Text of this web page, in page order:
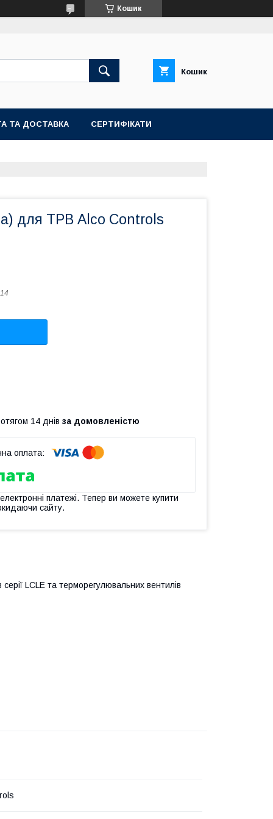
Кошик
Кошик
ТА ДОСТАВКА СЕРТИФІКАТИ
для ТРВ Alco Controls
14 днів за домовленістю
платежі. Тепер ви можете купити
сайту.
LCLE та терморегулювальних вентилів